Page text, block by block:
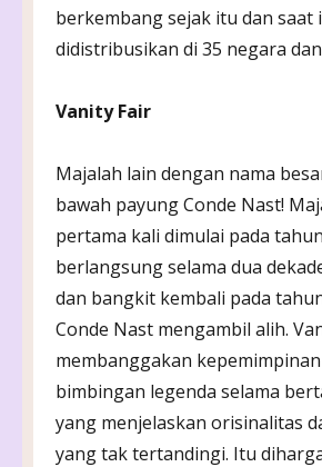
berkembang sejak itu dan saat
didistribusikan di 35 negara
Vanity Fair
Majalah lain dengan nama
bawah payung Conde Nast!
pertama kali dimulai pada
berlangsung selama dua
dan bangkit kembali pada
Conde Nast mengambil alih.
membanggakan
bimbingan legenda selama
yang menjelaskan orisinalitas
yang tak tertandingi. Itu